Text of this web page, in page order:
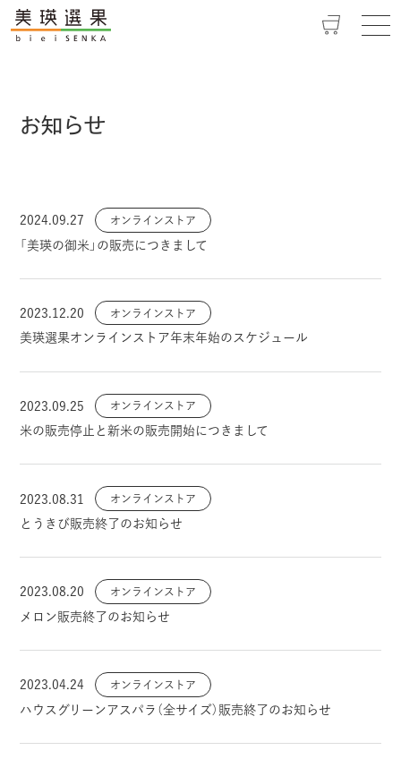
"> ">
メ
お知らせ
2024.09.27 オンラインストア
「美瑛の御米」の販売につきまして
2023.12.20 オンラインストア
美瑛選果オンラインストア年末年始のスケジュール
2023.09.25 オンラインストア
米の販売停止と新米の販売開始につきまして
2023.08.31 オンラインストア
とうきび販売終了のお知らせ
2023.08.20 オンラインストア
メロン販売終了のお知らせ
2023.04.24 オンラインストア
ハウスグリーンアスパラ（全サイズ）販売終了のお知らせ